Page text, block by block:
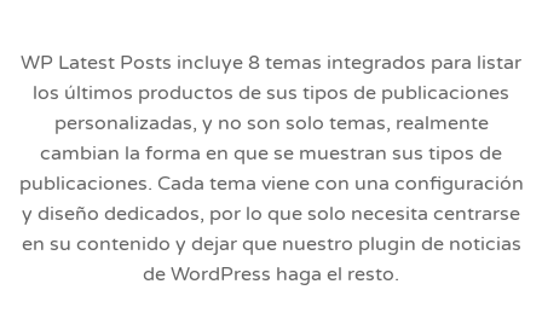
WP Latest Posts incluye 8 temas integrados para listar
los últimos productos de sus tipos de publicaciones
personalizadas, y no son solo temas, realmente
cambian la forma en que se muestran sus tipos de
publicaciones. Cada tema viene con una configuración
y diseño dedicados, por lo que solo necesita centrarse
en su contenido y dejar que nuestro plugin de noticias
de WordPress haga el resto.